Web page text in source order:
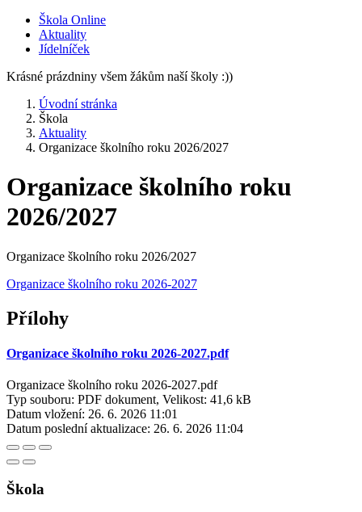
Škola Online
Aktuality
Jídelníček
Krásné prázdniny všem žákům naší školy :))
Úvodní stránka
Škola
Aktuality
Organizace školního roku 2026/2027
Organizace školního roku
2026/2027
Organizace školního roku 2026/2027
Organizace školního roku 2026-2027
Přílohy
Organizace školního roku 2026-2027.pdf
Organizace školního roku 2026-2027.pdf
Typ souboru: PDF dokument, Velikost: 41,6 kB
Datum vložení: 26. 6. 2026 11:01
Datum poslední aktualizace: 26. 6. 2026 11:04
Škola